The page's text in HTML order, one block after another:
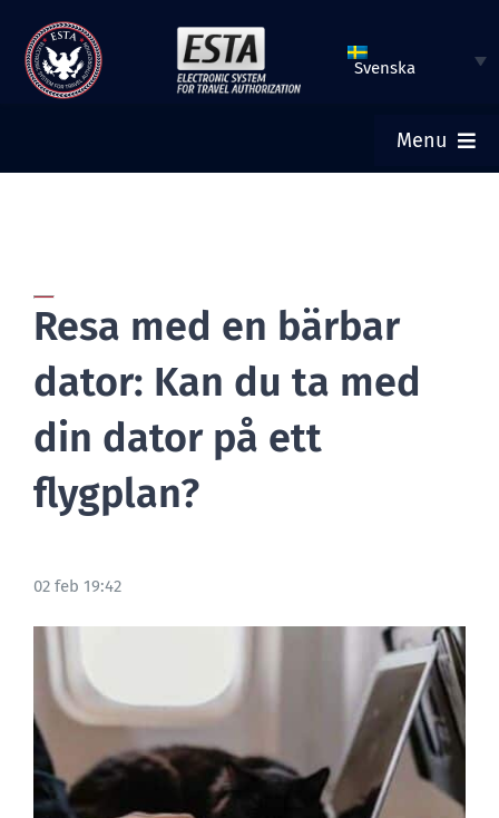
innehåll
Svenska
Menu
KONTROLLERA ESTA-STATUS
TURISTVISUM
HJÄLP
Resa med en bärbar
dator: Kan du ta med
din dator på ett
flygplan?
02 feb 19:42